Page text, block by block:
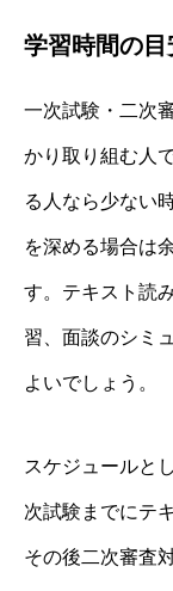
学習時間の
一次試験・二次
かり取り組む人
る人なら少ない
を深める場合は
す。テキスト読
習、面談のシミ
よいでしょう。
スケジュールと
次試験までにテ
その後二次審査